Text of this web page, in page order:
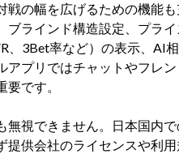
戦の幅を広げるための機能
ブラインド構造設定、プラ
、3Bet率など）の表示、AI
アプリではチャットやフレ
です。
無視できません。日本国内
提供会社のライセンスや利